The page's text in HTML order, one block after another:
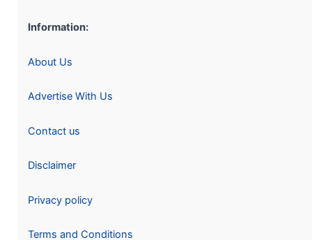
Information:
About Us
Advertise With Us
Contact us
Disclaimer
Privacy policy
Terms and Conditions